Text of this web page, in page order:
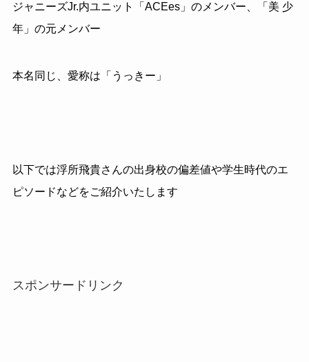
ジャニーズJr.内ユニット「 ACEes」のメンバー、「美 少
年」の元メンバー
本名同じ、愛称は「うっきー」
以下では浮所飛貴さんの出身校の偏差値や学生時代のエ
ピソードなどをご紹介いたします
スポンサードリンク